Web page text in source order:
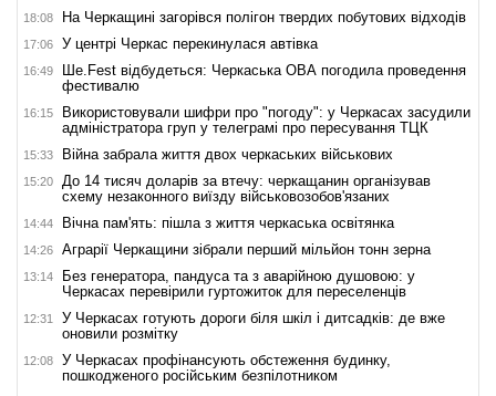
18:08 На Черкащині загорівся полігон твердих побутових відходів
17:06 У центрі Черкас перекинулася автівка
16:49
Ше.Fest відбудеться: Черкаська ОВА погодила проведення
фестивалю
16:15
Використовували шифри про "погоду": у Черкасах засудили
адміністратора груп у телеграмі про пересування ТЦК
15:33 Війна забрала життя двох черкаських військових
15:20
До 14 тисяч доларів за втечу: черкащанин організував
схему незаконного виїзду військовозобов'язаних
14:44 Вічна пам'ять: пішла з життя черкаська освітянка
14:26 Аграрії Черкащини зібрали перший мільйон тонн зерна
13:14
Без генератора, пандуса та з аварійною душовою: у
Черкасах перевірили гуртожиток для переселенців
12:31
У Черкасах готують дороги біля шкіл і дитсадків: де вже
оновили розмітку
12:08
У Черкасах профінансують обстеження будинку,
пошкодженого російським безпілотником